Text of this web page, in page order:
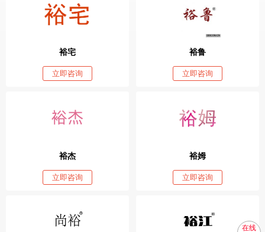
裕宅
立即咨询
裕鲁
立即咨询
裕杰
立即咨询
裕姆
立即咨询
在线